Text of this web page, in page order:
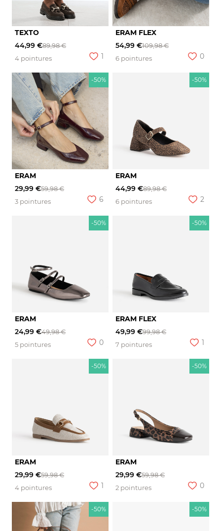
TEXTO
44,99 €89,98 €
4 pointures
1
ERAM FLEX
54,99 €109,98 €
6 pointures
0
-50%
ERAM
29,99 €59,98 €
3 pointures
6
-50%
ERAM
44,99 €89,98 €
6 pointures
2
-50%
ERAM
24,99 €49,98 €
5 pointures
0
-50%
ERAM FLEX
49,99 €99,98 €
7 pointures
1
-50%
ERAM
29,99 €59,98 €
4 pointures
1
-50%
ERAM
29,99 €59,98 €
2 pointures
0
-50% -50%